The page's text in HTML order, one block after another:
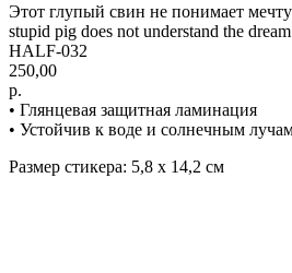
Этот глупый свин не понимает
stupid pig does not understand the
HALF-032
250,00
р.
• Глянцевая защитная ламинация
• Устойчив к воде и солнечным
Размер стикера: 5,8 х 14,2 см